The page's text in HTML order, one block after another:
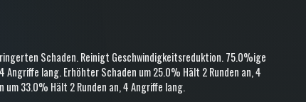
Schaden.Reinigt Geschwindigkeitsreduktion.75.0%ige
Angriffe lang.Erhöhter Schaden um 25.0% Hält 2 Runden an, 4
um 33.0% Hält 2 Runden an, 4 Angriffe lang.